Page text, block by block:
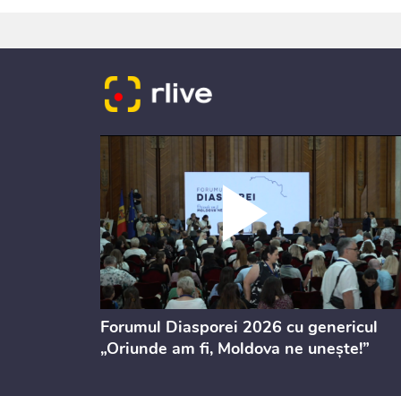
Forumul Diasporei 2026 cu genericul
„Oriunde am fi, Moldova ne unește!”